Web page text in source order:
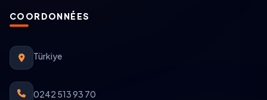
COORDONNÉES
Türkiye
0242 513 93 70